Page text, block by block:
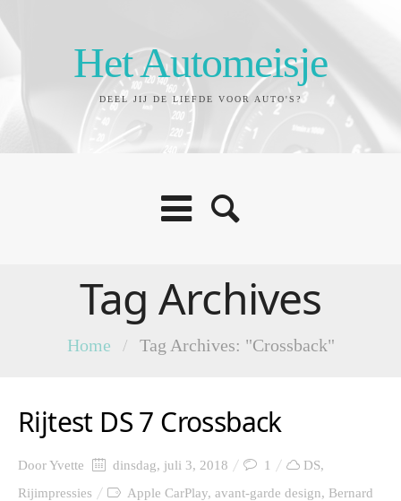
Het Automeisje
DEEL JIJ DE LIEFDE VOOR AUTO'S?
Tag Archives
Home / Tag Archives: "Crossback"
Rijtest DS 7 Crossback
DoorYvette dinsdag, juli 3, 2018 1 DS,
Rijimpressies
Apple CarPlay, avant-garde design, Bernard